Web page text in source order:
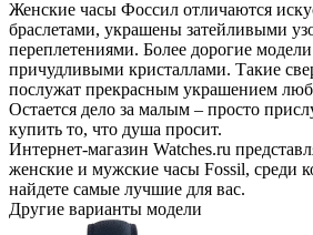
Женские часы Фоссил отличаются
браслетами, украшены затейливыми
переплетениями. Более дорогие
причудливыми кристаллами. Такие
послужат прекрасным украшением
Остается дело за малым – просто
купить то, что душа просит.
Интернет-магазин Watches.ru
женские и мужские часы Fossil, среди
найдете самые лучшие для вас.
Другие варианты модели